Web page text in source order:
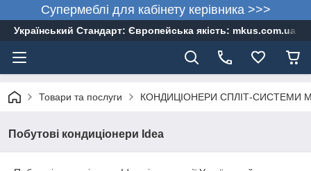
Супермеблі для кабінету керівника >>>
Український Стандарт: Європейська якість: mkus.com.ua
Товари та послуги КОНДИЦІОНЕРИ СПЛІТ-СИСТЕМИ
Побутові кондиціонери Idea